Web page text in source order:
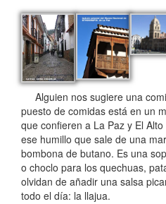
Alguien nos sugiere una
puesto de comidas está en un
que confieren a La Paz y El
ese humillo que sale de una
bombona de butano. Es una
o choclo para los quechuas,
olvidan de añadir una salsa
todo el día: la llajua.